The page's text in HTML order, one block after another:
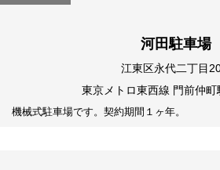
河田駐車場
江東区永代二丁目
東京メトロ東西線 門前仲
機械式駐車場です。契約期間１ヶ年。